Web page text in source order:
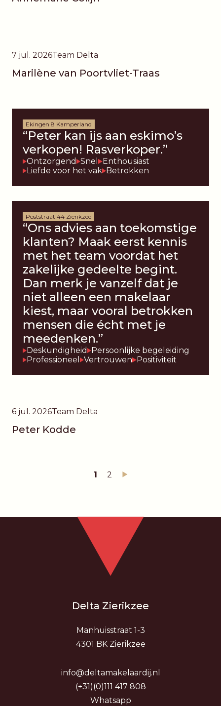
7 jul. 2026Team Delta
Marilène van Poortvliet-Traas
Ekingen 8 Kamperland
“Peter kan ijs aan eskimo’s
verkopen! Rasverkoper.”
Ontzorgend Snel Enthousiast
Liefde voor het vak Betrokken
Poststraat 44 Zierikzee
“Ons advies aan toekomstige
klanten? Maak eerst kennis
met het team voordat het
zakelijke gedeelte begint.
Dan merk je vanzelf dat je
niet alleen een makelaar
kiest, maar vooral betrokken
mensen die écht met je
meedenken.”
Deskundigheid Persoonlijke begeleiding
Professioneel Vertrouwen Positiviteit
6 jul. 2026Team Delta
Peter Kodde
1 2
Delta Zierikzee
Manhuisstraat 1-3
4301 BK Zierikzee
info@deltamakelaardij.nl
(+31)(0)111 417 808
Whatsapp